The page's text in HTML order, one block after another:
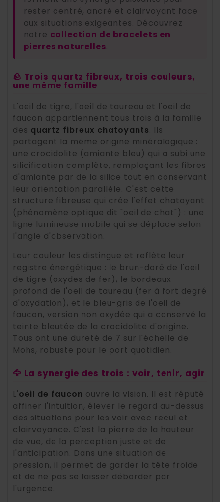
rester centré, ancré et clairvoyant face
aux situations exigeantes. Découvrez
notre collection de bracelets en
pierres naturelles.
🪨 Trois quartz fibreux, trois couleurs,
une même famille
L'oeil de tigre, l'oeil de taureau et l'oeil de
faucon appartiennent tous trois à la famille
des quartz fibreux chatoyants. Ils
partagent la même origine minéralogique :
une crocidolite (amiante bleu) qui a subi une
silicification complète, remplaçant les fibres
d'amiante par de la silice tout en conservant
leur orientation parallèle. C'est cette
structure fibreuse qui crée l'effet chatoyant
(phénomène optique dit "oeil de chat") : une
ligne lumineuse mobile qui se déplace selon
l'angle d'observation.
Leur couleur les distingue et reflète leur
registre énergétique : le brun-doré de l'oeil
de tigre (oxydes de fer), le bordeaux
profond de l'oeil de taureau (fer à fort degré
d'oxydation), et le bleu-gris de l'oeil de
faucon, version non oxydée qui a conservé la
teinte bleutée de la crocidolite d'origine.
Tous ont une dureté de 7 sur l'échelle de
Mohs, robuste pour le port quotidien.
🦅 La synergie des trois : voir, tenir, agir
L'oeil de faucon ouvre la vision. Il est réputé
affiner l'intuition, élever le regard au-dessus
des situations pour les voir avec recul et
clairvoyance. C'est la pierre de la hauteur
de vue, de la perception juste et de
l'anticipation. Dans une situation de
pression, il permet de garder la tête froide
et de ne pas se laisser déborder par
l'urgence.